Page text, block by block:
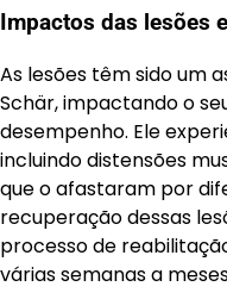
Impactos das lesões
As lesões têm sido um
Schär, impactando o
desempenho. Ele
incluindo distensões
que o afastaram por
recuperação dessas
processo de
várias semanas a